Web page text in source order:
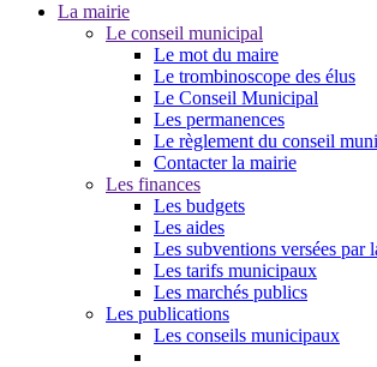
La mairie
Le conseil municipal
Le mot du maire
Le trombinoscope des élus
Le Conseil Municipal
Les permanences
Le règlement du conseil
Contacter la mairie
Les finances
Les budgets
Les aides
Les subventions versées par
Les tarifs municipaux
Les marchés publics
Les publications
Les conseils municipaux